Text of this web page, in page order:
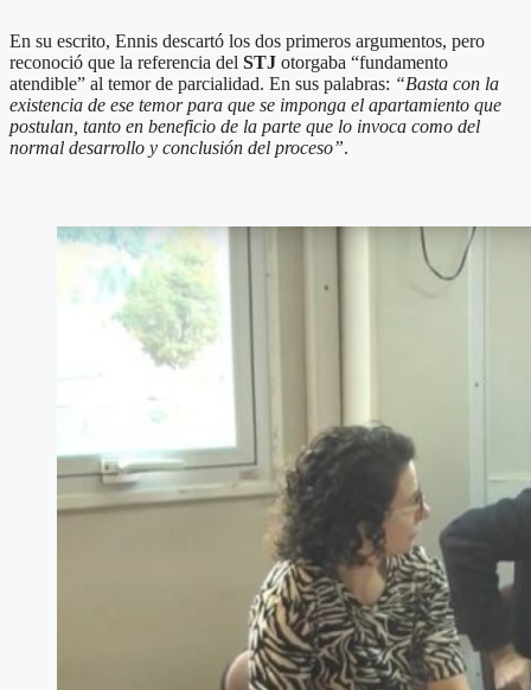
En su escrito, Ennis descartó los dos primeros argumentos, pero
reconoció que la referencia del STJ otorgaba “fundamento
atendible” al temor de parcialidad. En sus palabras: “Basta con la
existencia de ese temor para que se imponga el apartamiento que
postulan, tanto en beneficio de la parte que lo invoca como del
normal desarrollo y conclusión del proceso”.